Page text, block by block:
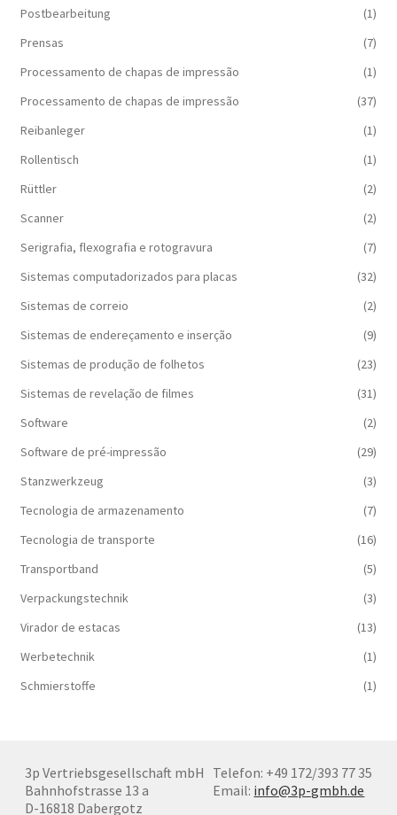
Postbearbeitung
(1)
Prensas
(7)
Processamento de chapas de impressão
(1)
Processamento de chapas de impressão
(37)
Reibanleger
(1)
Rollentisch
(1)
Rüttler
(2)
Scanner
(2)
Serigrafia, flexografia e rotogravura
(7)
Sistemas computadorizados para placas
(32)
Sistemas de correio
(2)
Sistemas de endereçamento e inserção
(9)
Sistemas de produção de folhetos
(23)
Sistemas de revelação de filmes
(31)
Software
(2)
Software de pré-impressão
(29)
Stanzwerkzeug
(3)
Tecnologia de armazenamento
(7)
Tecnologia de transporte
(16)
Transportband
(5)
Verpackungstechnik
(3)
Virador de estacas
(13)
Werbetechnik
(1)
Schmierstoffe
(1)
3p Vertriebsgesellschaft mbH
Bahnhofstrasse 13 a
D-16818 Dabergotz
Telefon: +49 172/393 77 35
Email: info@3p-gmbh.de